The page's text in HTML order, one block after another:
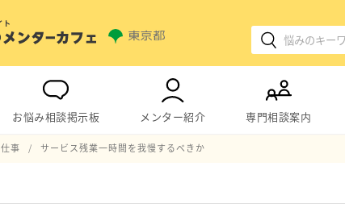
お悩み相談掲示板 メンター紹介 専門相談案内
仕事 サービス残業一時間を我慢するべきか